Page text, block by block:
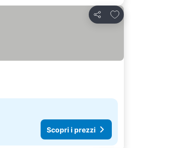
Condividi
Aggiungi ai preferiti
Scopri i prezzi